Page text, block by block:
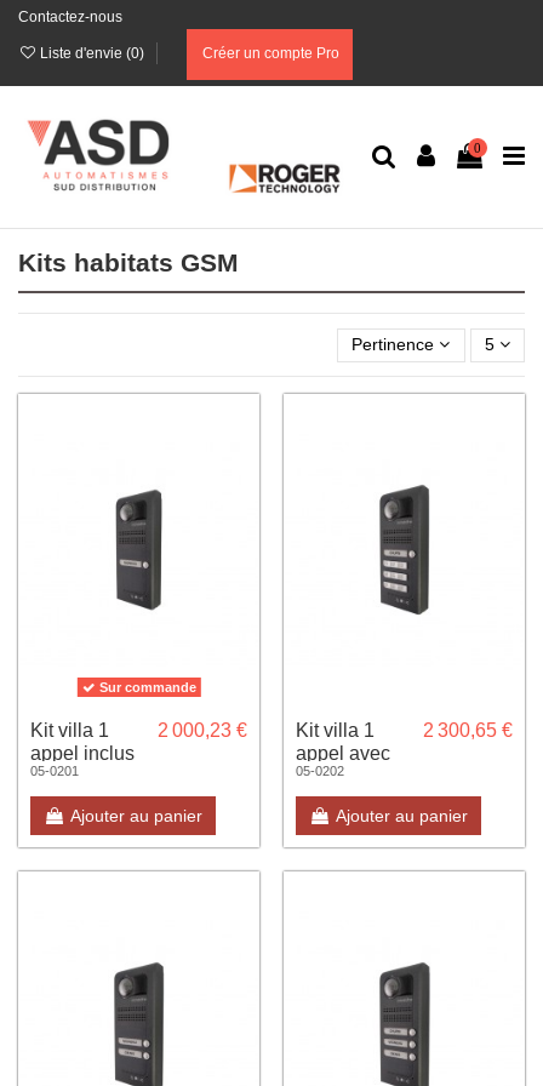
Contactez-nous
Liste d'envie (0) Créer un compte Pro
0
Kits habitats GSM
Pertinence 5
Sur commande
Kit villa 1
appel inclus
gestion à
distance et
mises en
relation video
15 ans Pose
05-0201
2 000,23 €
Ajouter au panier
Kit villa 1
appel avec
clavier 9
touches
finition gris
anthracite
05-0202
2 300,65 €
Ajouter au panier